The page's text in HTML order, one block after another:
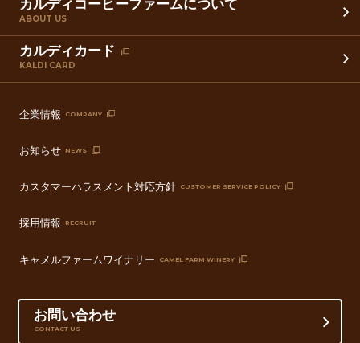
カルディコーヒーファームについて
ABOUT US
カルディカード
KALDI CARD
企業情報 COMPANY
お知らせ NEWS
カスタマーハラスメント対応方針 CUSTOMER SERVICE POLICY
採用情報 RECRUIT
キャメルファームワイナリー CAMEL FARM WINERY
お問い合わせ
CONTACT US